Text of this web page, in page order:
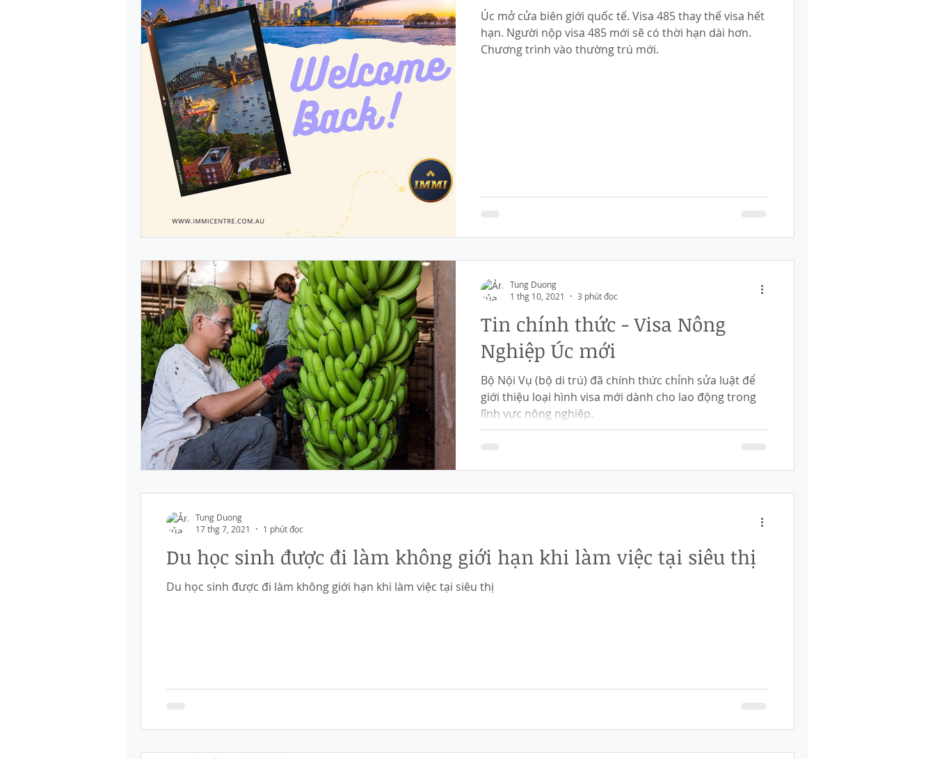
Úc mở cửa biên giới quốc tế. Visa 485 thay thế visa hết
hạn. Người nộp visa 485 mới sẽ có thời hạn dài hơn.
Chương trình vào thường trú mới.
Tin chính thức - Visa Nông
Nghiệp Úc mới
Bộ Nội Vụ (bộ di trú) đã chính thức chỉnh sửa luật để
giới thiệu loại hình visa mới dành cho lao động trong
lĩnh vực nông nghiệp.
Tung Duong
1 thg 10, 2021
3 phút đọc
Du học sinh được đi làm không giới hạn khi làm việc tại siêu thị
Du học sinh được đi làm không giới hạn khi làm việc tại siêu thị
Tung Duong
17 thg 7, 2021
1 phút đọc